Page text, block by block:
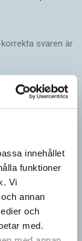
innehållet
funktioner
Vi
annan
och
med.
svaren är